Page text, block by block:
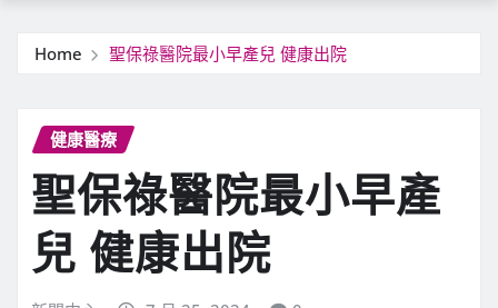
Home 聖保祿醫院最小早產兒 健康出院
健康醫療
聖保祿醫院最小早產
兒 健康出院